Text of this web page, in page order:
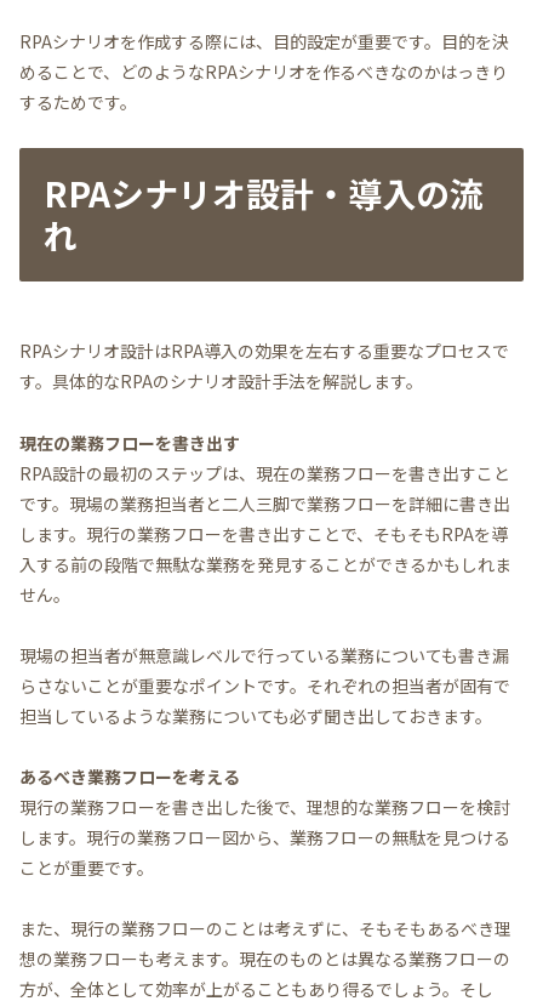
RPAシナリオを作成する際には、目的設定が重要です。目的を決
めることで、どのようなRPAシナリオを作るべきなのかはっきり
するためです。
RPAシナリオ設計・導入の流
れ
RPAシナリオ設計はRPA導入の効果を左右する重要なプロセスで
す。具体的なRPAのシナリオ設計手法を解説します。
現在の業務フローを書き出す
RPA設計の最初のステップは、現在の業務フローを書き出すこと
です。現場の業務担当者と二人三脚で業務フローを詳細に書き出
します。現行の業務フローを書き出すことで、そもそもRPAを導
入する前の段階で無駄な業務を発見することができるかもしれま
せん。
現場の担当者が無意識レベルで行っている業務についても書き漏
らさないことが重要なポイントです。それぞれの担当者が固有で
担当しているような業務についても必ず聞き出しておきます。
あるべき業務フローを考える
現行の業務フローを書き出した後で、理想的な業務フローを検討
します。現行の業務フロー図から、業務フローの無駄を見つける
ことが重要です。
また、現行の業務フローのことは考えずに、そもそもあるべき理
想の業務フローも考えます。現在のものとは異なる業務フローの
方が、全体として効率が上がることもあり得るでしょう。そし